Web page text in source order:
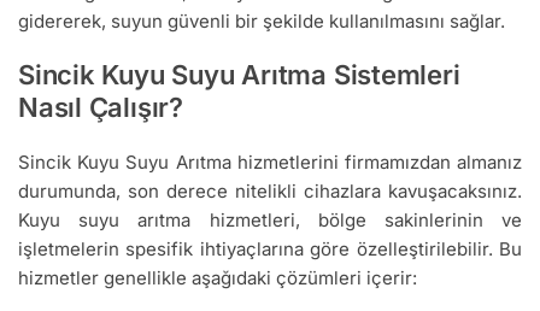
gidererek, suyun güvenli bir şekilde kullanılmasını sağlar.
Sincik Kuyu Suyu Arıtma Sistemleri
Nasıl Çalışır?
Sincik Kuyu Suyu Arıtma hizmetlerini firmamızdan almanız
durumunda, son derece nitelikli cihazlara kavuşacaksınız.
Kuyu suyu arıtma hizmetleri, bölge sakinlerinin ve
işletmelerin spesifik ihtiyaçlarına göre özelleştirilebilir. Bu
hizmetler genellikle aşağıdaki çözümleri içerir: